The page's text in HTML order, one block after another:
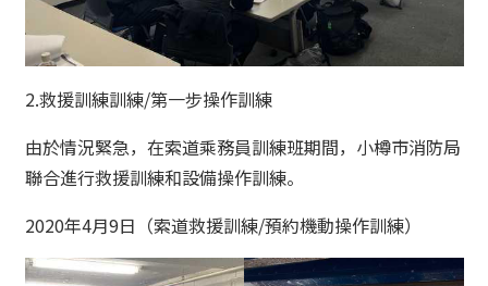
2.救援訓練訓練/第一步操作訓練
由於情況緊急，在索道乘務員訓練班期間，小樽市消防局
聯合進行救援訓練和設備操作訓練。
2020年4月9日（索道救援訓練/預約機動操作訓練）